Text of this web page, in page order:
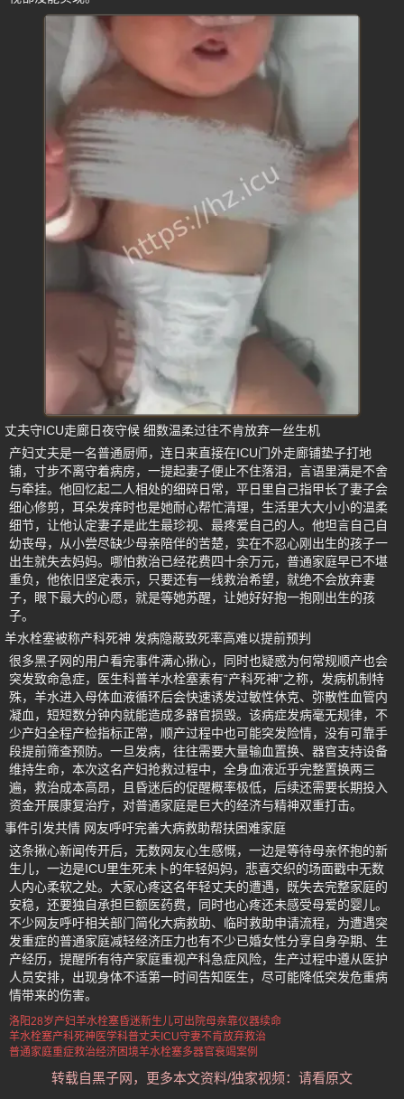
丈夫守ICU走廊日夜守候 细数温柔过往不肯放弃一丝生机
产妇丈夫是一名普通厨师，连日来直接在ICU门外走廊铺垫子打地
铺，寸步不离守着病房，一提起妻子便止不住落泪，言语里满是不舍
与牵挂。他回忆起二人相处的细碎日常，平日里自己指甲长了妻子会
细心修剪，耳朵发痒时也是她耐心帮忙清理，生活里大大小小的温柔
细节，让他认定妻子是此生最珍视、最疼爱自己的人。他坦言自己自
幼丧母，从小尝尽缺少母亲陪伴的苦楚，实在不忍心刚出生的孩子一
出生就失去妈妈。哪怕救治已经花费四十余万元，普通家庭早已不堪
重负，他依旧坚定表示，只要还有一线救治希望，就绝不会放弃妻
子，眼下最大的心愿，就是等她苏醒，让她好好抱一抱刚出生的孩
子。
羊水栓塞被称产科死神 发病隐蔽致死率高难以提前预判
很多黑子网的用户看完事件满心揪心，同时也疑惑为何常规顺产也会
突发致命急症，医生科普羊水栓塞素有“产科死神”之称，发病机制特
殊，羊水进入母体血液循环后会快速诱发过敏性休克、弥散性血管内
凝血，短短数分钟内就能造成多器官损毁。该病症发病毫无规律，不
少产妇全程产检指标正常，顺产过程中也可能突发险情，没有可靠手
段提前筛查预防。一旦发病，往往需要大量输血置换、器官支持设备
维持生命，本次这名产妇抢救过程中，全身血液近乎完整置换两三
遍，救治成本高昂，且昏迷后的促醒概率极低，后续还需要长期投入
资金开展康复治疗，对普通家庭是巨大的经济与精神双重打击。
事件引发共情 网友呼吁完善大病救助帮扶困难家庭
这条揪心新闻传开后，无数网友心生感慨，一边是等待母亲怀抱的新
生儿，一边是ICU里生死未卜的年轻妈妈，悲喜交织的场面戳中无数
人内心柔软之处。大家心疼这名年轻丈夫的遭遇，既失去完整家庭的
安稳，还要独自承担巨额医药费，同时也心疼还未感受母爱的婴儿。
不少网友呼吁相关部门简化大病救助、临时救助申请流程，为遭遇突
发重症的普通家庭减轻经济压力也有不少已婚女性分享自身孕期、生
产经历，提醒所有待产家庭重视产科急症风险，生产过程中遵从医护
人员安排，出现身体不适第一时间告知医生，尽可能降低突发危重病
情带来的伤害。
洛阳28岁产妇羊水栓塞昏迷新生儿可出院母亲靠仪器续命
羊水栓塞产科死神医学科普丈夫ICU守妻不肯放弃救治
普通家庭重症救治经济困境羊水栓塞多器官衰竭案例
转载自黑子网，更多本文资料/独家视频：请看原文